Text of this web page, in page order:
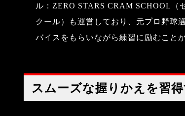
ル：ZERO STARS CRAM SCHOOL（
クール）も運営しており、元プロ野球
バイスをもらいながら練習に励むこと
スムーズな握りかえを習